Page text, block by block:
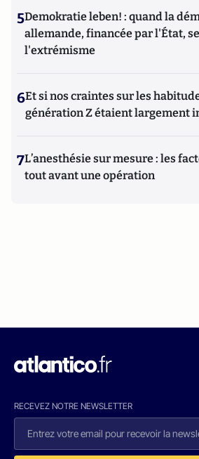
5Demokratie leben! : quand la
allemande, financée par l'État,
l'extrémisme
6Et si nos craintes sur les
génération Z étaient largement
7L’anesthésie sur mesure : les
tout avant une opération
RECEVEZ NOTRE NEWSLETTER